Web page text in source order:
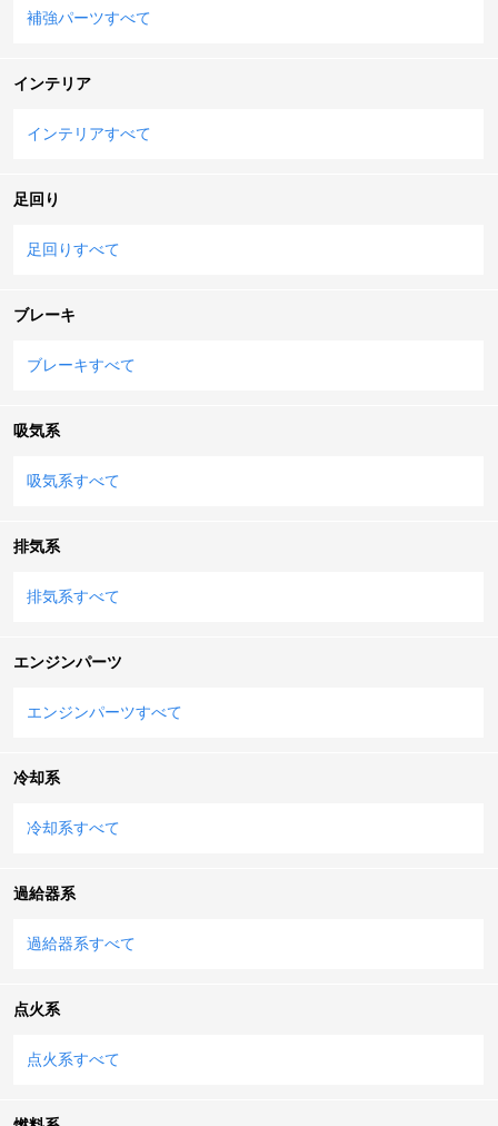
補強パーツすべて
インテリア
インテリアすべて
足回り
足回りすべて
ブレーキ
ブレーキすべて
吸気系
吸気系すべて
排気系
排気系すべて
エンジンパーツ
エンジンパーツすべて
冷却系
冷却系すべて
過給器系
過給器系すべて
点火系
点火系すべて